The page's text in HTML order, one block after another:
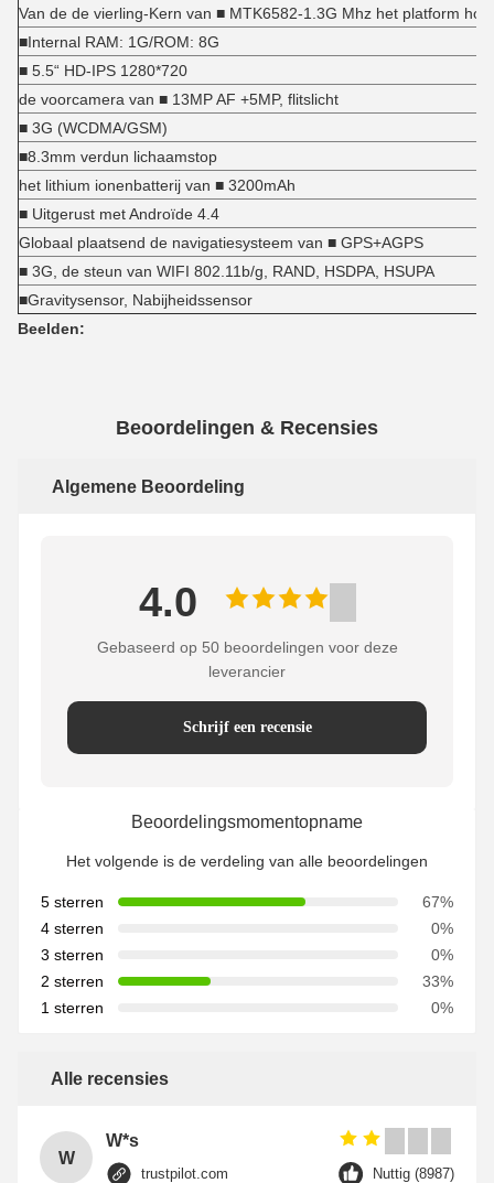
Van de de vierling-Kern van ■ MTK6582-1.3G Mhz het platform
■Internal RAM: 1G/ROM: 8G
■ 5.5“ HD-IPS 1280*720
de voorcamera van ■ 13MP AF +5MP, flitslicht
■ 3G (WCDMA/GSM)
■8.3mm verdun lichaamstop
het lithium ionenbatterij van ■ 3200mAh
■ Uitgerust met Androïde 4.4
Globaal plaatsend de navigatiesysteem van ■ GPS+AGPS
■ 3G, de steun van WIFI 802.11b/g, RAND, HSDPA, HSUPA
■Gravitysensor, Nabijheidssensor
Beelden:
Beoordelingen & Recensies
Algemene Beoordeling
4.0
Gebaseerd op 50 beoordelingen voor deze
leverancier
Schrijf een recensie
Beoordelingsmomentopname
Het volgende is de verdeling van alle beoordelingen
5 sterren
67%
4 sterren
0%
3 sterren
0%
2 sterren
33%
1 sterren
0%
Alle recensies
W
W*s
trustpilot.com Nuttig (8987)